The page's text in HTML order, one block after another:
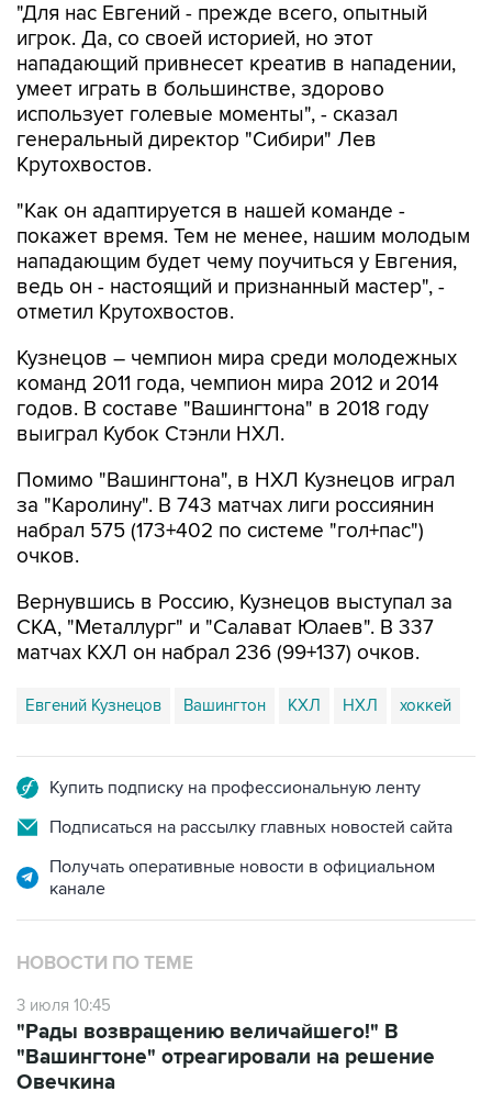
"Для нас Евгений - прежде всего, опытный
игрок. Да, со своей историей, но этот
нападающий привнесет креатив в нападении,
умеет играть в большинстве, здорово
использует голевые моменты", - сказал
генеральный директор "Сибири" Лев
Крутохвостов.
"Как он адаптируется в нашей команде -
покажет время. Тем не менее, нашим молодым
нападающим будет чему поучиться у Евгения,
ведь он - настоящий и признанный мастер", -
отметил Крутохвостов.
Кузнецов – чемпион мира среди молодежных
команд 2011 года, чемпион мира 2012 и 2014
годов. В составе "Вашингтона" в 2018 году
выиграл Кубок Стэнли НХЛ.
Помимо "Вашингтона", в НХЛ Кузнецов играл
за "Каролину". В 743 матчах лиги россиянин
набрал 575 (173+402 по системе "гол+пас")
очков.
Вернувшись в Россию, Кузнецов выступал за
СКА, "Металлург" и "Салават Юлаев". В 337
матчах КХЛ он набрал 236 (99+137) очков.
Евгений Кузнецов Вашингтон КХЛ НХЛ хоккей
Купить подписку на профессиональную ленту
Подписаться на рассылку главных новостей сайта
Получать оперативные новости в официальном
канале
НОВОСТИ ПО ТЕМЕ
3 июля 10:45
"Рады возвращению величайшего!" В
"Вашингтоне" отреагировали на решение
Овечкина